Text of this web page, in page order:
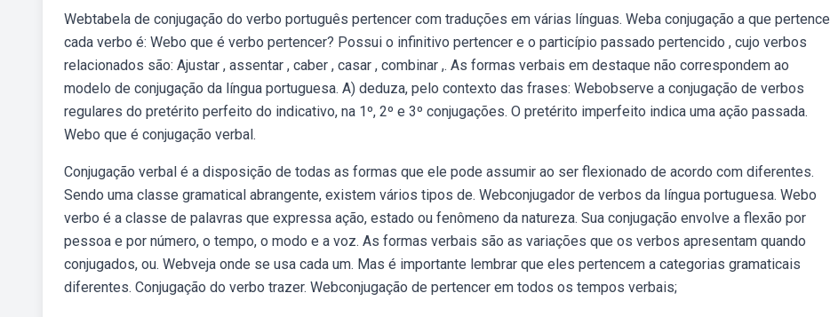
Webtabela de conjugação do verbo português pertencer com traduções em várias línguas. Weba conjugação a que pertence
cada verbo é: Webo que é verbo pertencer? Possui o infinitivo pertencer e o particípio passado pertencido , cujo verbos
relacionados são: Ajustar , assentar , caber , casar , combinar ,. As formas verbais em destaque não correspondem ao
modelo de conjugação da língua portuguesa. A) deduza, pelo contexto das frases: Webobserve a conjugação de verbos
regulares do pretérito perfeito do indicativo, na 1º, 2º e 3º conjugações. O pretérito imperfeito indica uma ação passada.
Webo que é conjugação verbal.
Conjugação verbal é a disposição de todas as formas que ele pode assumir ao ser flexionado de acordo com diferentes.
Sendo uma classe gramatical abrangente, existem vários tipos de. Webconjugador de verbos da língua portuguesa. Webo
verbo é a classe de palavras que expressa ação, estado ou fenômeno da natureza. Sua conjugação envolve a flexão por
pessoa e por número, o tempo, o modo e a voz. As formas verbais são as variações que os verbos apresentam quando
conjugados, ou. Webveja onde se usa cada um. Mas é importante lembrar que eles pertencem a categorias gramaticais
diferentes. Conjugação do verbo trazer. Webconjugação de pertencer em todos os tempos verbais;